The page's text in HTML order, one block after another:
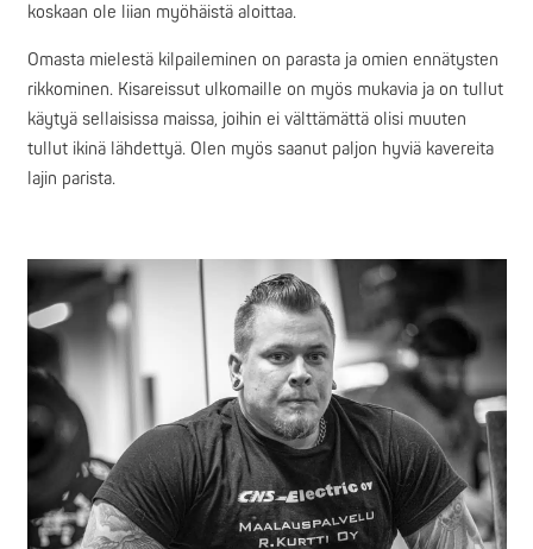
koskaan ole liian myöhäistä aloittaa.
Omasta mielestä kilpaileminen on parasta ja omien ennätysten
rikkominen. Kisareissut ulkomaille on myös mukavia ja on tullut
käytyä sellaisissa maissa, joihin ei välttämättä olisi muuten
tullut ikinä lähdettyä. Olen myös saanut paljon hyviä kavereita
lajin parista.